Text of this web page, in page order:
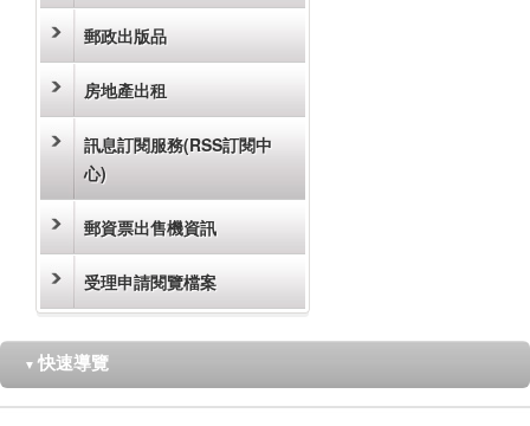
郵政出版品
房地產出租
訊息訂閱服務(RSS訂閱中
心)
郵資票出售機資訊
受理申請閱覽檔案
▼ 快速導覽